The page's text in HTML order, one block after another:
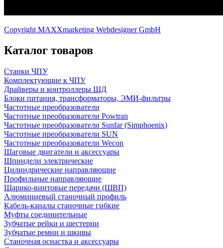
Copyright MAXXmarketing Webdesigner GmbH
Каталог товаров
Станки ЧПУ
Комплектующие к ЧПУ
Драйверы и контроллеры ШД
Блоки питания, трансформаторы, ЭМИ-фильтры
Частотные преобразователи
Частотные преобразователи Powtran
Частотные преобразователи Sunfar (Simphoenix)
Частотные преобразователи SUN
Частотные преобразователи Wecon
Шаговые двигатели и аксессуары
Шпиндели электрические
Цилиндрические направляющие
Профильные направляющие
Шарико-винтовые передачи (ШВП)
Алюминиевый станочный профиль
Кабель-каналы станочные гибкие
Муфты соединительные
Зубчатые рейки и шестерни
Зубчатые ремни и шкивы
Станочная оснастка и аксессуары